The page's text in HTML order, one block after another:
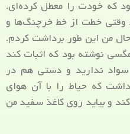
که خودت را معطل کرده‌ای.
خطت از خط خرچنگ‌ها و
من این طور برداشت کردم.
نوشته بود که اثبات کند
ندارید و دستی هم در
که حیاط را با آن هوای
و بیاید روی کاغذ سفید من